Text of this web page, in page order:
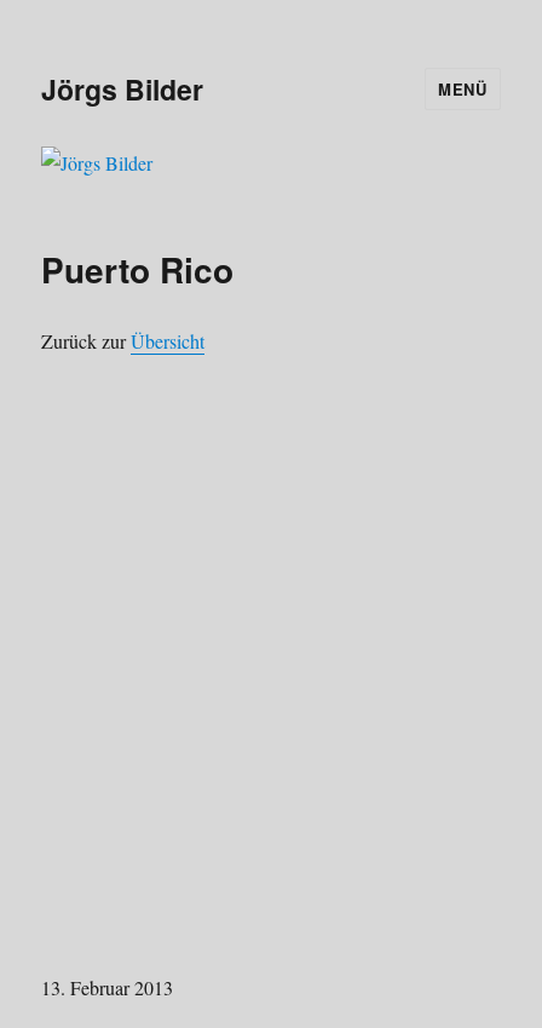
Jörgs Bilder MENÜ
Puerto Rico
Zurück zurÜbersicht
13. Februar 2013